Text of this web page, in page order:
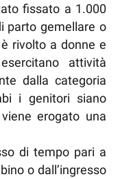
fissato a 1.000
parto gemellare o
rivolto a donne e
attività
dalla categoria
i genitori siano
erogato una
di tempo pari a
o dall’ingresso